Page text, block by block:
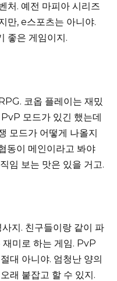
처. 예전 마피아 시리즈
만, e스포츠는 아니야.
좋은 게임이지.
코옵 플레이는 재밌
PvP 모드가 있긴 했는데
모드가 어떻게 나올지
동이 메인이라고 봐야
임 보는 맛은 있을 거고.
지. 친구들이랑 같이 파
미로 하는 게임. PvP
대 아니야. 엄청난 양의
래 붙잡고 할 수 있지.